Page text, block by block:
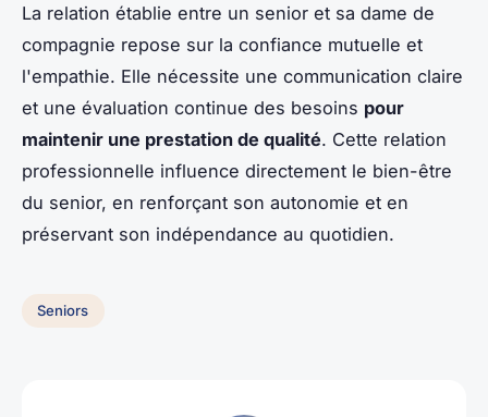
La relation établie entre un senior et sa dame de
compagnie repose sur la confiance mutuelle et
l'empathie. Elle nécessite une communication claire
et une évaluation continue des besoins pour
maintenir une prestation de qualité. Cette relation
professionnelle influence directement le bien-être
du senior, en renforçant son autonomie et en
préservant son indépendance au quotidien.
Seniors